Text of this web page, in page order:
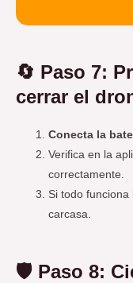
🔄 Paso 7:
cerrar el
Conecta la
Verifica en la
correctamente.
Si todo
carcasa.
🛡️ Paso 8: